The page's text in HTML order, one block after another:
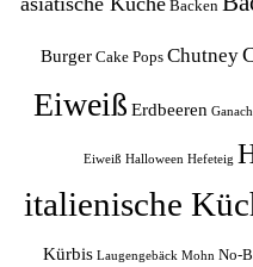
Backen
Burger Cake Pops Chutney
Eiweiß Erdbeeren
Eiweiß Halloween Hefeteig
italienische
Kürbis Laugengebäck Mohn No-